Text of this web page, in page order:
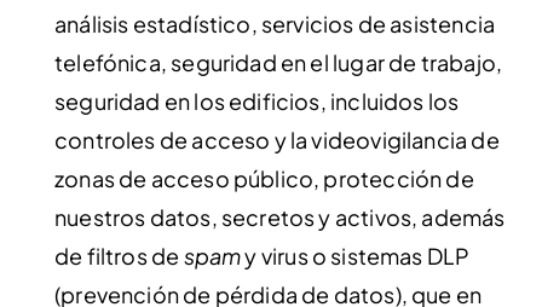
análisis estadístico, servicios de asistencia
telefónica, seguridad en el lugar de trabajo,
seguridad en los edificios, incluidos los
controles de acceso y la videovigilancia de
zonas de acceso público, protección de
nuestros datos, secretos y activos, además
de filtros de spamy virus o sistemas DLP
(prevención de pérdida de datos), que en